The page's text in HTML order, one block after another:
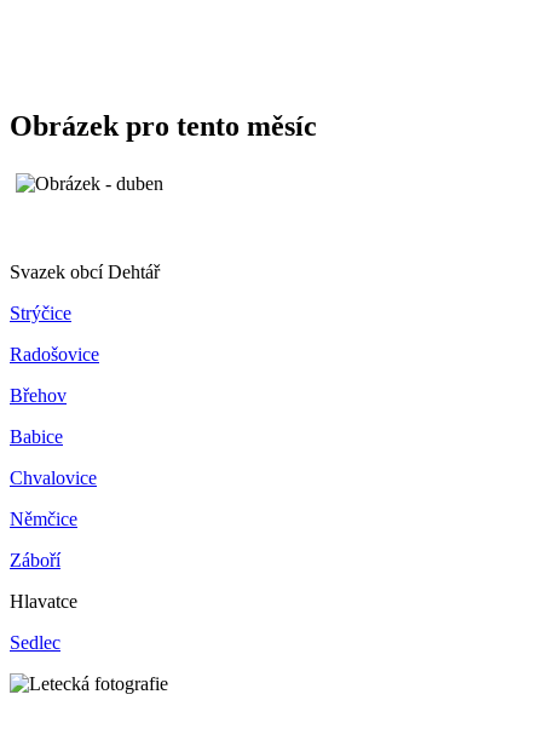
Obrázek pro tento měsíc
Svazek obcí Dehtář
Strýčice
Radošovice
Břehov
Babice
Chvalovice
Němčice
Záboří
Hlavatce
Sedlec